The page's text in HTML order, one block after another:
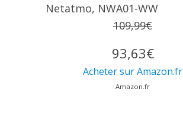
Netatmo, NWA01-WW
109,99€
93,63€
Acheter sur Amazon.fr
Amazon.fr